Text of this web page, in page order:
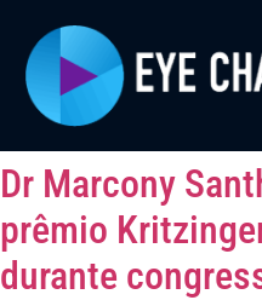
Dr Marcony
prêmio
durante